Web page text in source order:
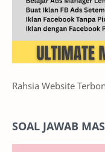
Rahsia Website
SOAL JAWAB